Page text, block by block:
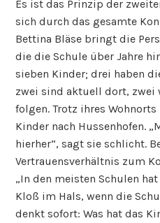
Es ist das Prinzip der
sich durch das gesamte
Bettina Bläse bringt die
die die Schule über Jahre
sieben Kinder; drei haben
zwei sind aktuell dort, zwei
folgen. Trotz ihres
Kinder nach Hussenhofen.
hierher“, sagt sie schlicht.
Vertrauensverhältnis zum
„In den meisten Schulen
Kloß im Hals, wenn die
denkt sofort: Was hat das